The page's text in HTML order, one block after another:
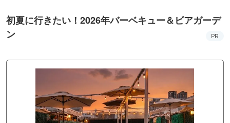
初夏に行きたい！2026年バーベキュー＆ビアガーデ
ン
PR